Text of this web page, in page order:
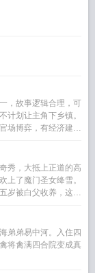
，故事逻辑合理，可
计划让主角下乡镇。
场博弈，有经济建
秀，大抵上正道的高
上了魔门圣女绛雪。
岁被白父收养，这十
弟弟易中河。入住四
将禽满四合院变成真